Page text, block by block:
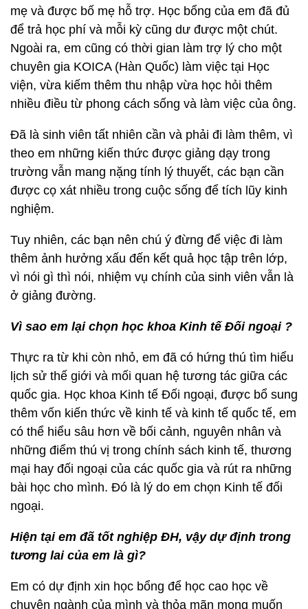
mẹ và được bố mẹ hỗ trợ. Học bổng của em đã đủ
để trả học phí và mỗi kỳ cũng dư được một chút.
Ngoài ra, em cũng có thời gian làm trợ lý cho một
chuyên gia KOICA (Hàn Quốc) làm việc tại Học
viện, vừa kiếm thêm thu nhập vừa học hỏi thêm
nhiều điều từ phong cách sống và làm việc của ông.
Đã là sinh viên tất nhiên cần và phải đi làm thêm, vì
theo em những kiến thức được giảng dạy trong
trường vẫn mang nặng tính lý thuyết, các bạn cần
được cọ xát nhiều trong cuộc sống để tích lũy kinh
nghiệm.
Tuy nhiên, các bạn nên chú ý đừng để việc đi làm
thêm ảnh hưởng xấu đến kết quả học tập trên lớp,
vì nói gì thì nói, nhiệm vụ chính của sinh viên vẫn là
ở giảng đường.
Vì sao em lại chọn học khoa Kinh tế Đối ngoại ?
Thực ra từ khi còn nhỏ, em đã có hứng thú tìm hiểu
lịch sử thế giới và mối quan hệ tương tác giữa các
quốc gia. Học khoa Kinh tế Đối ngoại, được bổ sung
thêm vốn kiến thức về kinh tế và kinh tế quốc tế, em
có thể hiểu sâu hơn về bối cảnh, nguyên nhân và
những điểm thú vị trong chính sách kinh tế, thương
mại hay đối ngoại của các quốc gia và rút ra những
bài học cho mình. Đó là lý do em chọn Kinh tế đối
ngoại.
Hiện tại em đã tốt nghiệp ĐH, vậy dự định trong
tương lai của em là gì?
Em có dự định xin học bổng để học cao học về
chuyên ngành của mình và thỏa mãn mong muốn